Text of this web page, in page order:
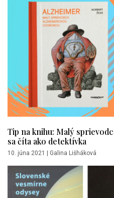
Tip na knihu: Malý
sa číta ako detektívka
10. júna 2021 | Galina Lišháková